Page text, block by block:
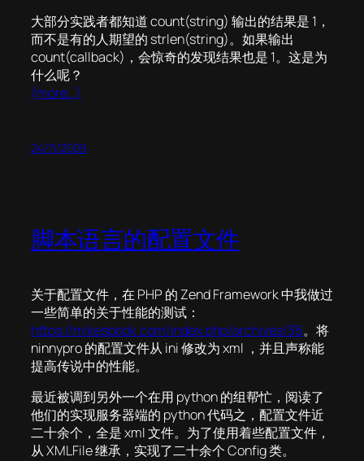
大部分实践者都知道 count(string) 输出的结果是 1，
而不是有的人期望的 strlen(string)。如果输出
count(callback)，会惊奇的发现结果也是 1。这是为
什么呢？
(more…)
24/11/2009
脚本语言的配置文件
关于配置文件，在 PHP 的 Zend Framework 中我做过
一些简单的关于性能的测试：
https://mikespook.com/index.php/archives/36。将
ninnypro 的配置文件从 ini 修改为 xml ，并且声称能
提高传说中的性能。
最近被调到另外一个在用 python 的组帮忙，阅读了
他们的实现服务器端的 python 代码之，配置文件近
二十余个，全是 xml 文件。为了使用着些配置文件，
从 XMLFile 继承，实现了二十余个 Config 类。